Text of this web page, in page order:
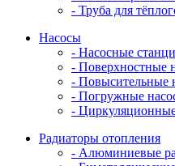
- Труба для
Насосы
- Насосные
- Поверхностные
- Повысительные
- Погружные
-
Радиаторы отопления
- Алюминиевые